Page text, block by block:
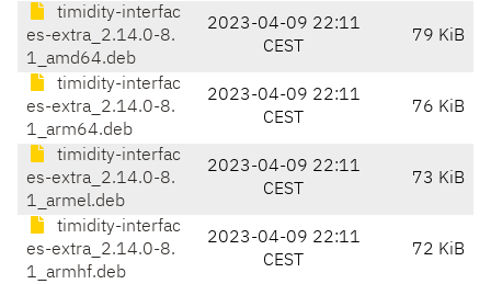
timidity-interfac
es-extra_2.14.0-8.
1_amd64.deb
2023-04-09 22:11
CEST
79 KiB
timidity-interfac
es-extra_2.14.0-8.
1_arm64.deb
2023-04-09 22:11
CEST
76 KiB
timidity-interfac
es-extra_2.14.0-8.
1_armel.deb
2023-04-09 22:11
CEST
73 KiB
timidity-interfac
es-extra_2.14.0-8.
1_armhf.deb
2023-04-09 22:11
CEST
72 KiB